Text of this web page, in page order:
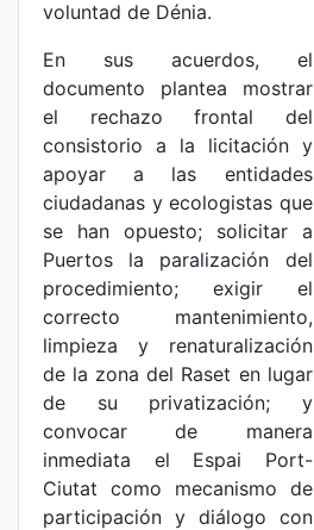
voluntad de Dénia.
En sus acuerdos, el
documento plantea mostrar
el rechazo frontal del
consistorio a la licitación y
apoyar a las entidades
ciudadanas y ecologistas que
se han opuesto; solicitar a
Puertos la paralización del
procedimiento; exigir el
correcto mantenimiento,
limpieza y renaturalización
de la zona del Raset en lugar
de su privatización; y
convocar de manera
inmediata el Espai Port-
Ciutat como mecanismo de
participación y diálogo con